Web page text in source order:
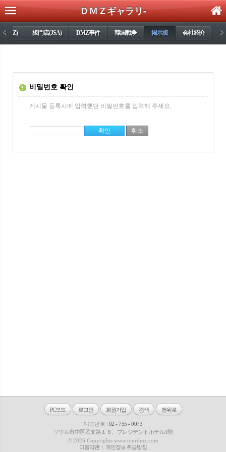
ＤＭＺギャラリ-
<
(DMZ) 板門店(JSA) DMZ事件 韓国戦争 掲示板 会社紹介 >
비밀번호 확인
게시물 등록시에 입력했던 비밀번호를 입력해 주세요.
PC모드 로그인 회원가입 검색 맨위로
대표번호 : 02 - 755 - 0073
ソウル市中区乙支路１６、プレジデントホテル3階
© 2026 Copyrights www.tourdmz.com
이용약관
개인정보 취급방침